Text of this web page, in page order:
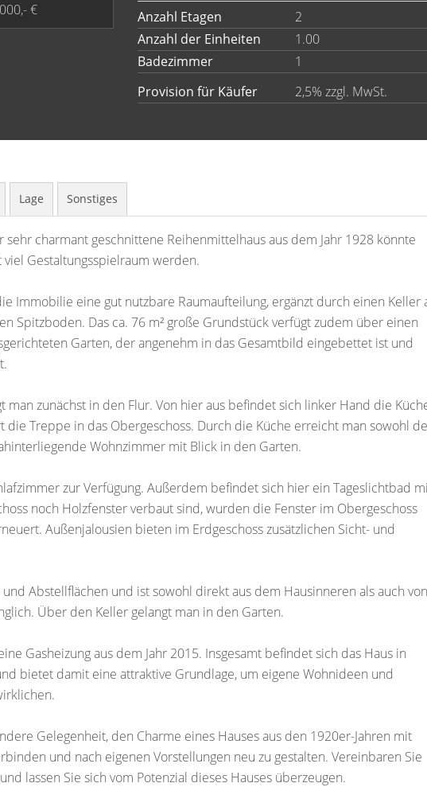
€
Anzahl Etagen
2
Anzahl der Einheiten
1.00
Badezimmer
1
Provision für Käufer
2,5% zzgl. MwSt.
Lage Sonstiges
charmant geschnittene Reihenmittelhaus aus dem Jahr 1928 könnte
Gestaltungsspielraum werden.
Immobilie eine gut nutzbare Raumaufteilung, ergänzt durch einen Keller
Spitzboden. Das ca. 76 m² große Grundstück verfügt zudem über einen
Garten, der angenehm in das Gesamtbild eingebettet ist und
man zunächst in den Flur. Von hier aus befindet sich linker Hand die
die Treppe in das Obergeschoss. Durch die Küche erreicht man sowohl
Wohnzimmer mit Blick in den Garten.
zur Verfügung. Außerdem befindet sich hier ein Tageslichtbad
noch Holzfenster verbaut sind, wurden die Fenster im Obergeschoss
Außenjalousien bieten im Erdgeschoss zusätzlichen Sicht- und
Abstellflächen und ist sowohl direkt aus dem Hausinneren als auch von
Über den Keller gelangt man in den Garten.
Gasheizung aus dem Jahr 2015. Insgesamt befindet sich das Haus in
bietet damit eine attraktive Grundlage, um eigene Wohnideen und
Gelegenheit, den Charme eines Hauses aus den 1920er-Jahren mit
und nach eigenen Vorstellungen neu zu gestalten. Vereinbaren Sie
lassen Sie sich vom Potenzial dieses Hauses überzeugen.